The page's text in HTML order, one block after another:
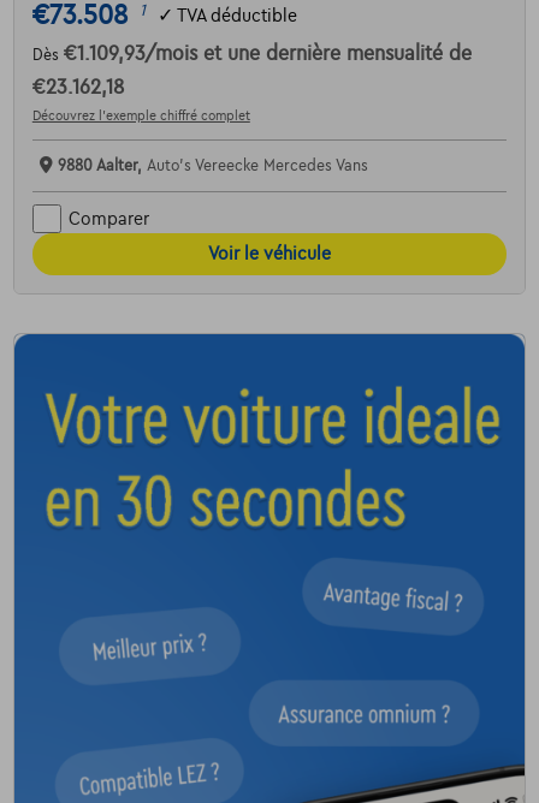
€73.508 1 ✓ TVA déductible
Dès €1.109,93/mois et une dernière mensualité de
€23.162,18
Découvrez l’exemple chiffré complet
9880 Aalter, Auto's Vereecke Mercedes Vans
Comparer
Voir le véhicule